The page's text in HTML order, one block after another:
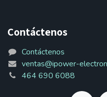
Contáctenos
Contáctenos
ventas@ipower-
464 690 6088